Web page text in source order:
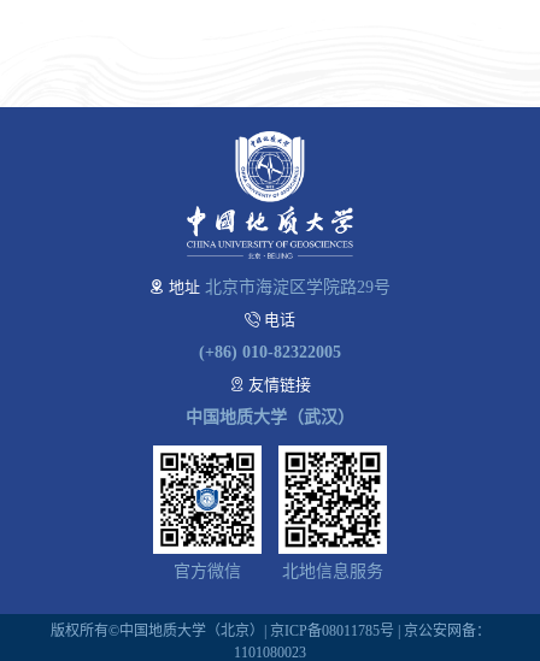
地址 北京市海淀区学院路29号
电话
(+86) 010-82322005
友情链接
中国地质大学（武汉）
官方微信 北地信息服务
版权所有©中国地质大学（北京）| 京ICP备08011785号 | 京公安网备：
1101080023